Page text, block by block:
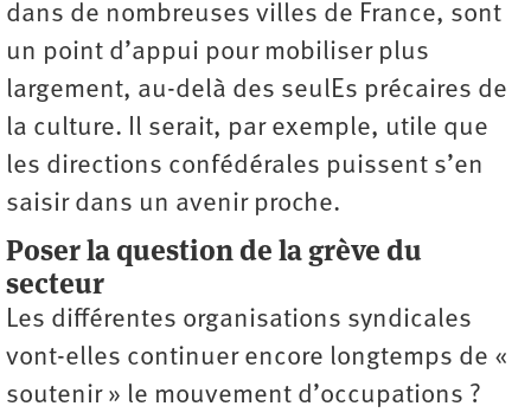
dans de nombreuses villes de France, sont
un point d’appui pour mobiliser plus
largement, au-delà des seulEs précaires de
la culture. Il serait, par exemple, utile que
les directions confédérales puissent s’en
saisir dans un avenir proche.
Poser la question de la grève du
secteur
Les différentes organisations syndicales
vont-elles continuer encore longtemps de «
soutenir » le mouvement d’occupations ?